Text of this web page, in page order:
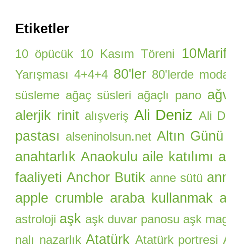
Etiketler
10 öpücük 10 Kasım Töreni
Yarışması 4+4+4 80'ler 80'lerde
süsleme ağaç süsleri ağaçlı pano
alerjik rinit alışveriş Ali Deniz Ali
pastası alseninolsun.net Altın Günü
anahtarlık Anaokulu aile katılımı
faaliyeti Anchor Butik anne sütü
apple crumble araba kullanmak
astroloji aşk aşk duvar panosu aşk
nalı nazarlık Atatürk Atatürk portresi